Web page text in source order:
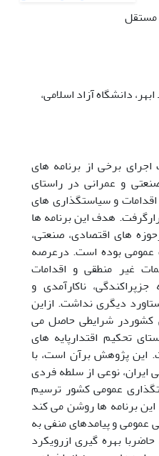
مستقل
دانشگاه آزاد اسلامی،
برخی از برنامه های
و عمرانی در راستای
و سیاستگذاری های
هدف این برنامه ها
های اقتصادی، صنعتی،
عمومی بوده است. درعرصه
غیر منطقی و اقدامات
ناکارآمدی و
دیگری نداشت. ازاین
کشوردر شرایطی حاصل می
تحکیم اقتدارپایه های
این پژوهش برآن است، با
ایران، نوعی از سلطه فردی
عمومی کشور ترسیم
این برنامه ها روشن می کند
عمومی و پیامدهای منفی به
بهره گیری ازرویکرد